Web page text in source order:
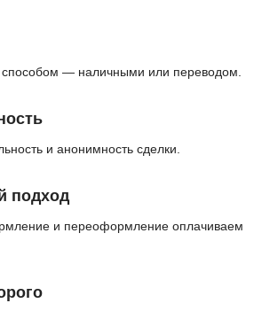
способом — наличными или переводом.
и анонимность сделки.
подход
и переоформление оплачиваем